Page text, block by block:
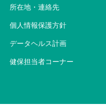
所在地・連絡先
個人情報保護方針
データヘルス計画
健保担当者コーナー